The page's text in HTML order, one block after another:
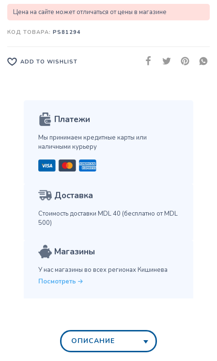
Цена на сайте может отличаться от цены в магазине
КОД ТОВАРА: PS81294
ADD TO WISHLIST
Платежи
Мы принимаем кредитные карты или
наличными курьеру
Доставка
Стоимость доставки MDL 40 (бесплатно от MDL
500)
Магазины
У нас магазины во всех регионах Кишинева
Посмотреть
ОПИСАНИЕ